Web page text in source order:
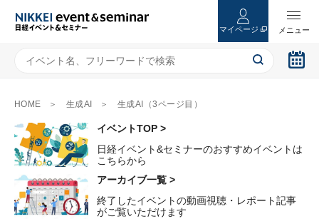
マイページ
HOME 生成AI 生成AI（3ページ目）
イベントTOP >
日経イベント&セミナーのおすすめイベントは
こちらから
アーカイブ一覧 >
終了したイベントの動画視聴・レポート記事
がご覧いただけます